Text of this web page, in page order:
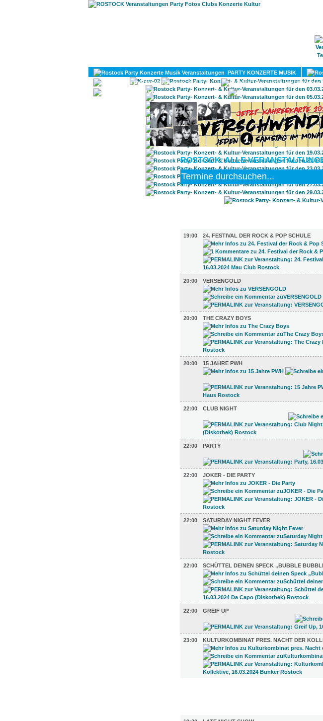
PARTY KONZERTE MUSIK
KULTUR
DIVERSES
ROSTOCK: ALLE
19:00
24. FESTIVAL DER ROCK & POP SCHULE
20:00 VERSENGOLD
20:00 THE CRAZY BOYS
20:00 15 JAHRE PWH
22:00 CLUB NIGHT
22:00 PARTY
22:00 JOKER - DIE PARTY
22:00 SATURDAY NIGHT FEVER
22:00 SCHÜTTEL DEINEN SPECK „BUBBLE
22:00 GREIF UP
23:00 KULTURKOMBINAT PRES. NACHT DER